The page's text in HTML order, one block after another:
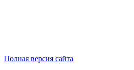
Полная версия сайта